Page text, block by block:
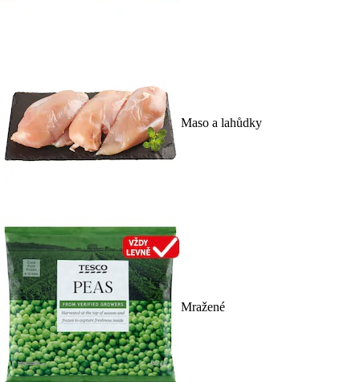
Maso a lahůdky
Mražené